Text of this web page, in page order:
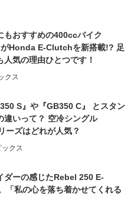
もおすすめの400ccバイク
がHonda E-Clutchを新搭載!? 足
人気の理由ひとつです！
クス
S』や『GB350 C』 とスタン
違いって？ 空冷シングル
ーズはどれが人気？
ックス
ダーの感じたRebel 250 E-
「私の心を落ち着かせてくれる